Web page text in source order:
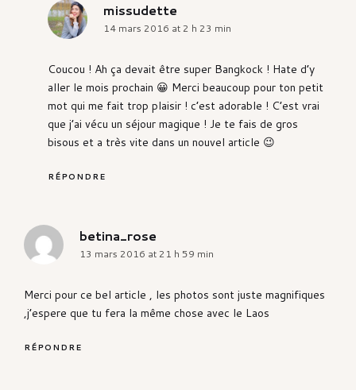
missudette
14 mars 2016 at 2 h 23 min
Coucou ! Ah ça devait être super Bangkock ! Hate d’y
aller le mois prochain 😀 Merci beaucoup pour ton petit
mot qui me fait trop plaisir ! c’est adorable ! C’est vrai
que j’ai vécu un séjour magique ! Je te fais de gros
bisous et a très vite dans un nouvel article 😉
RÉPONDRE
betina_rose
13 mars 2016 at 21 h 59 min
Merci pour ce bel article , les photos sont juste magnifiques
,j’espere que tu fera la même chose avec le Laos
RÉPONDRE